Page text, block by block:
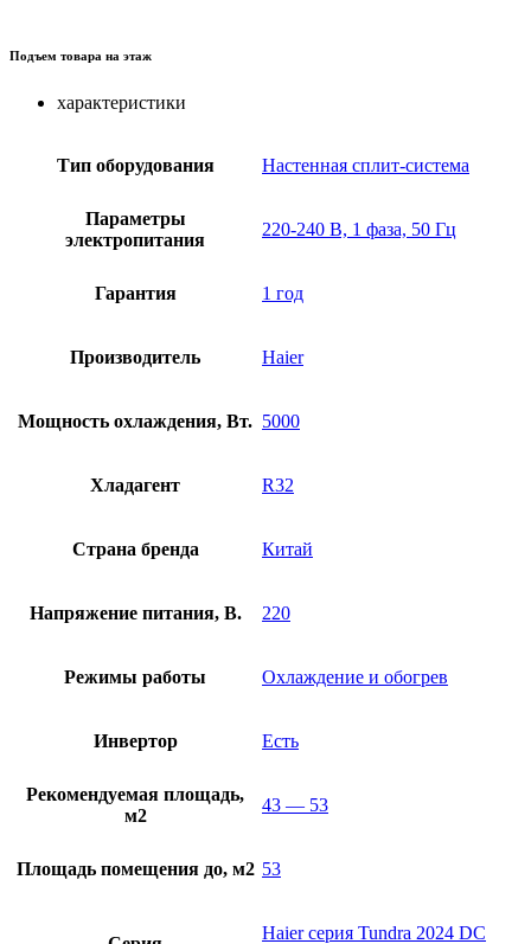
Подъем товара на этаж
характеристики
Тип оборудования Настенная сплит-система
Параметры
электропитания
220-240 В, 1 фаза, 50 Гц
Гарантия 1 год
Производитель Haier
Мощность охлаждения, Вт. 5000
Хладагент R32
Страна бренда Китай
Напряжение питания, В. 220
Режимы работы Охлаждение и обогрев
Инвертор Есть
Рекомендуемая площадь,
м2
43 — 53
Площадь помещения до, м2 53
Haier серия Tundra 2024 DC